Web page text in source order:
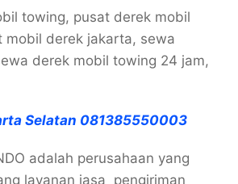
towing, pusat derek mobil
mobil derek jakarta, sewa
derek mobil towing 24 jam,
Selatan 081385550003
adalah perusahaan yang
layanan jasa pengiriman